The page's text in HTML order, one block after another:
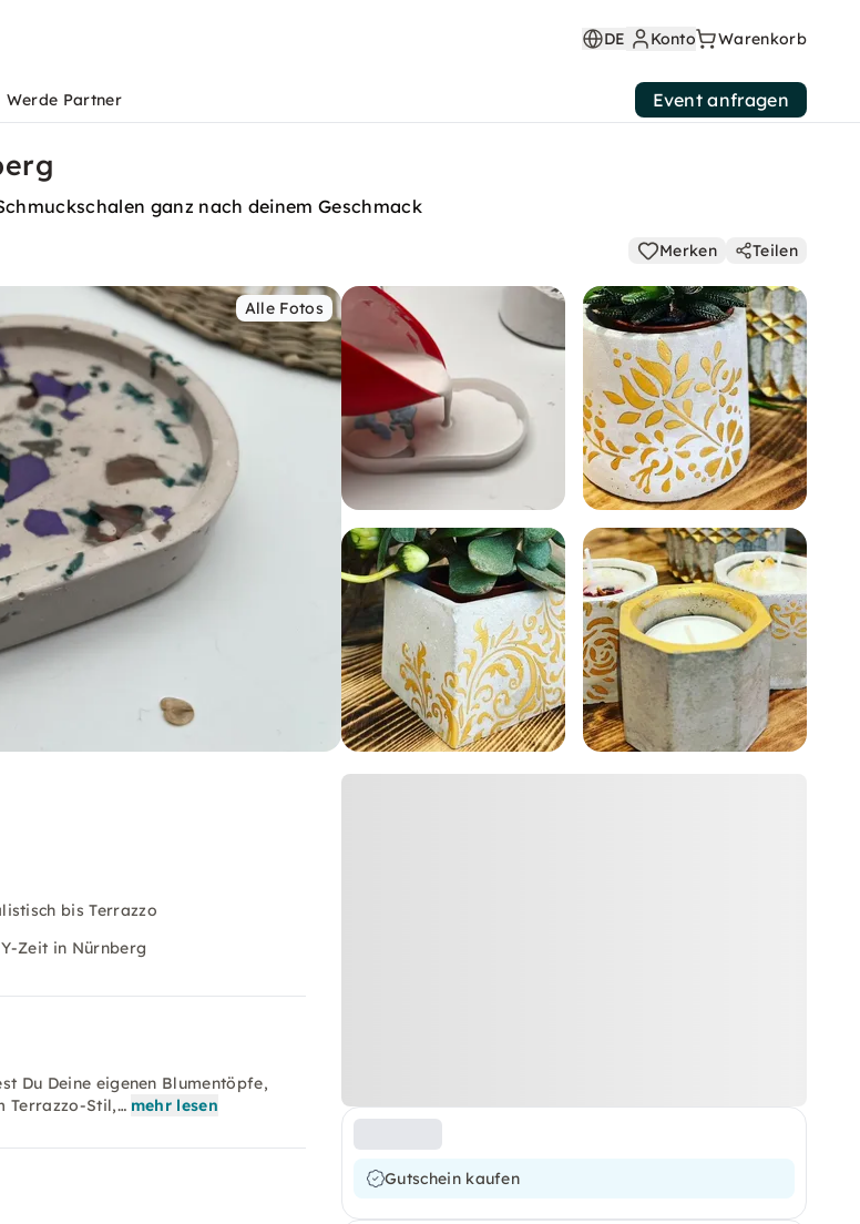
DE Konto Warenkorb
Werde Partner Event anfragen
ganz nach deinem Geschmack
Merken Teilen
Alle Fotos
Gutschein kaufen
bis Terrazzo
Zeit in Nürnberg
Du Deine eigenen Blumentöpfe,
Terrazzo-Stil,… mehr lesen